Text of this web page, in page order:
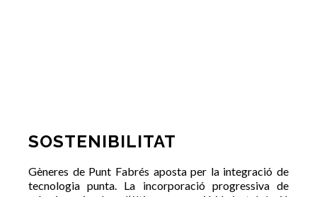
SOSTENIBILITAT
Gèneres de Punt Fabrés aposta per la integració de
tecnologia punta. La incorporació progressiva de